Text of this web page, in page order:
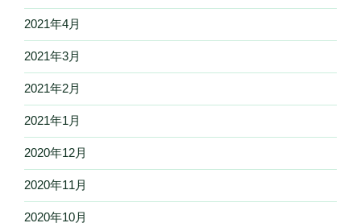
2021年4月
2021年3月
2021年2月
2021年1月
2020年12月
2020年11月
2020年10月